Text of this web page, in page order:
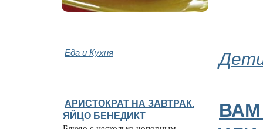
Еда и Кухня
АРИСТОКРАТ НА ЗАВТРАК.
ЯЙЦО БЕНЕДИКТ